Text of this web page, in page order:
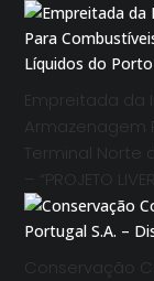
Empreitada da
Armazenagem
Terminal Norte
– “PROJETO
Conservação